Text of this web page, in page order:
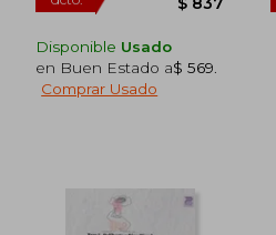
Disponible Usado
en Buen Estado a$ 569
Comprar Usado